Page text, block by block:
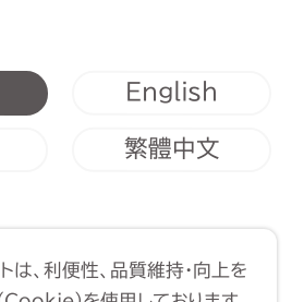
English
繁體中文
2026 Yasui
は、利便性、品質維持・向上を